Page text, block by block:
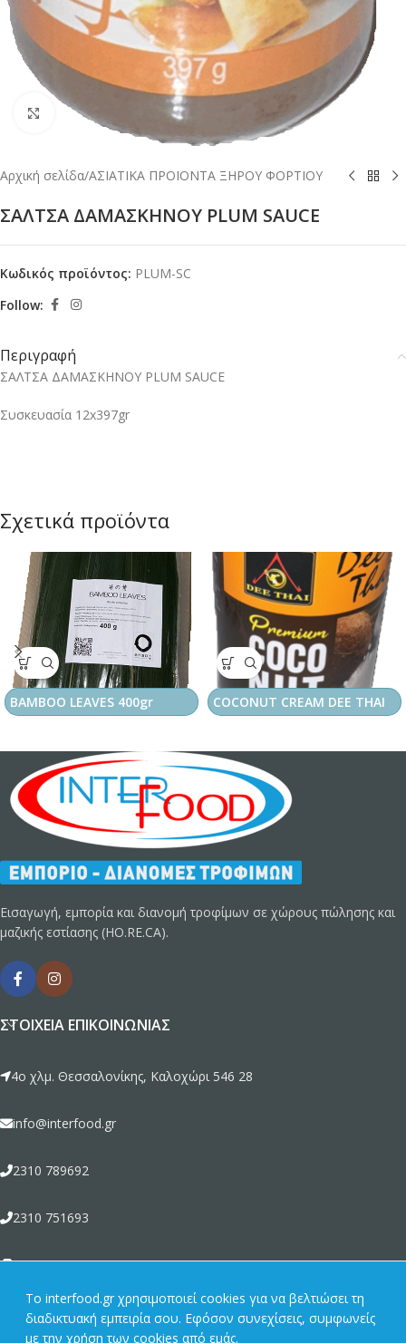
Κλικ για μεγέθυνση
Αρχική σελίδα/ΑΣΙΑΤΙΚΑ ΠΡΟΙΟΝΤΑ ΞΗΡΟΥ ΦΟΡΤΙΟΥ
ΣΑΛΤΣΑ ΔΑΜΑΣΚΗΝΟΥ PLUM SAUCE
Κωδικός προϊόντος: PLUM-SC
Follow:
Περιγραφή
ΣΑΛΤΣΑ ΔΑΜΑΣΚΗΝΟΥ PLUM SAUCE
Συσκευασία 12x397gr
Σχετικά προϊόντα
BAMBOO LEAVES 400gr COCONUT CREAM DEE THAI
Εισαγωγή, εμπορία και διανομή τροφίμων σε χώρους πώλησης και
μαζικής εστίασης (HO.RE.CA).
ΣΤΟΙΧΕΊΑ ΕΠΙΚΟΙΝΩΝΊΑΣ
4ο χλμ. Θεσσαλονίκης, Καλοχώρι 546 28
info@interfood.gr
2310 789692
2310 751693
2310 789464
ΣΧΕΤΙΚΆ ΜΕ ΕΜΆΣ
To interfood.gr χρησιμοποιεί cookies για να βελτιώσει τη
διαδικτυακή εμπειρία σου. Εφόσον συνεχίσεις, συμφωνείς
με την χρήση των cookies από εμάς.